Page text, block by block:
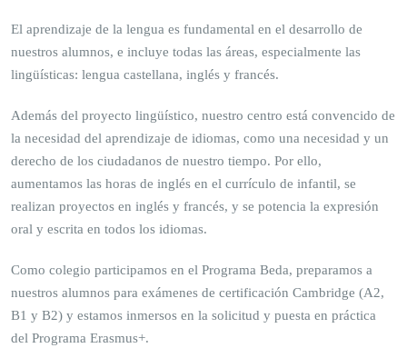
El aprendizaje de la lengua es fundamental en el desarrollo de
nuestros alumnos, e incluye todas las áreas, especialmente las
lingüísticas: lengua castellana, inglés y francés.
Además del proyecto lingüístico, nuestro centro está convencido de
la necesidad del aprendizaje de idiomas, como una necesidad y un
derecho de los ciudadanos de nuestro tiempo. Por ello,
aumentamos las horas de inglés en el currículo de infantil, se
realizan proyectos en inglés y francés, y se potencia la expresión
oral y escrita en todos los idiomas.
Como colegio participamos en el Programa Beda, preparamos a
nuestros alumnos para exámenes de certificación Cambridge (A2,
B1 y B2) y estamos inmersos en la solicitud y puesta en práctica
del Programa Erasmus+.